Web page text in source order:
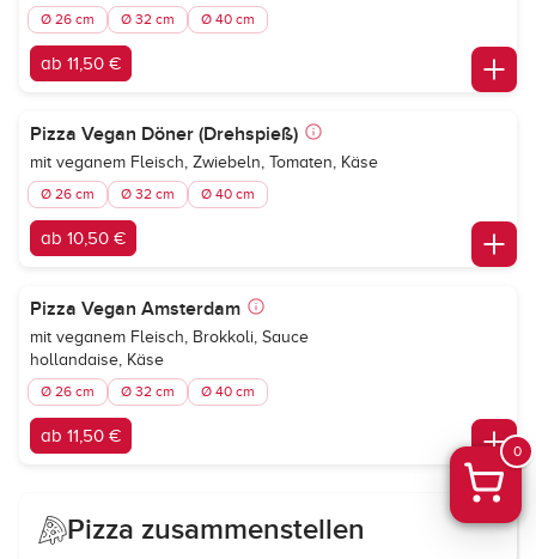
Ø 26 cm Ø 32 cm Ø 40 cm
ab 11,50 €
Pizza Vegan Döner (Drehspieß)
mit veganem Fleisch, Zwiebeln, Tomaten, Käse
Ø 26 cm Ø 32 cm Ø 40 cm
ab 10,50 €
Pizza Vegan Amsterdam
mit veganem Fleisch, Brokkoli, Sauce
hollandaise, Käse
Ø 26 cm Ø 32 cm Ø 40 cm
ab 11,50 €
Pizza zusammenstellen
0